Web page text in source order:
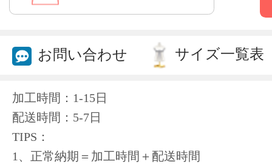
お問い合わせ サイズ一覧表
加工時間：1-15日
配送時間：5-7日
TIPS：
1、正常納期＝加工時間＋配送時間